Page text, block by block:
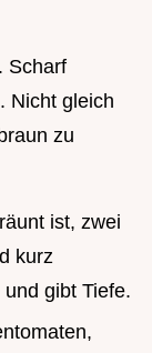
Scharf
Nicht gleich
zu
ist, zwei
kurz
gibt Tiefe.